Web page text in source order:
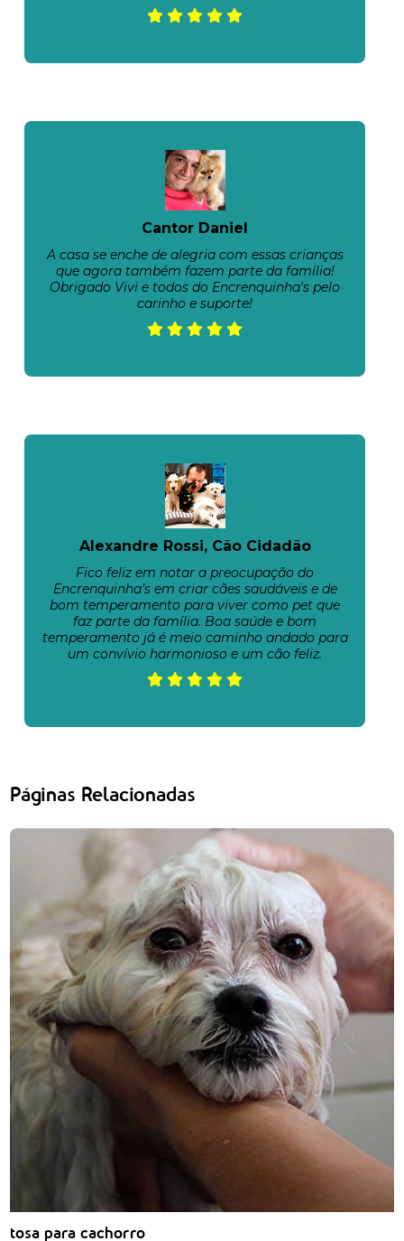
Cantor Daniel
A casa se enche de alegria com essas crianças
que agora também fazem parte da família!
Obrigado Vivi e todos do Encrenquinha's pelo
carinho e suporte!
Alexandre Rossi, Cão Cidadão
Fico feliz em notar a preocupação do
Encrenquinha’s em criar cães saudáveis e de
bom temperamento para viver como pet que
faz parte da família. Boa saúde e bom
temperamento já é meio caminho andado para
um convívio harmonioso e um cão feliz.
Páginas Relacionadas
tosa para cachorro